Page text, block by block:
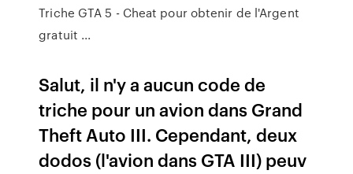
Triche GTA 5 - Cheat pour obtenir de l'Argent
gratuit ...
Salut, il n'y a aucun code de
triche pour un avion dans Grand
Theft Auto III. Cependant, deux
dodos (l'avion dans GTA III) peuv